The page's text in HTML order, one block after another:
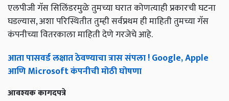
एलपीजी गॅस सिलिंडरमुळे तुमच्या घरात कोणत्याही प्रकारची घटना
घडल्यास, अशा परिस्थितीत तुम्ही सर्वप्रथम ही माहिती तुमच्या गॅस
कंपनीच्या वितरकाला माहिती देणे गरजेचे आहे.
आता पासवर्ड लक्षात ठेवण्याचा त्रास संपला ! Google, Apple
आणि Microsoft कंपनीची मोठी घोषणा
आवश्यक कागदपत्रे